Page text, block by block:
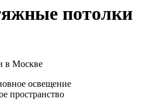
потолки
в Москве
освещение
пространство